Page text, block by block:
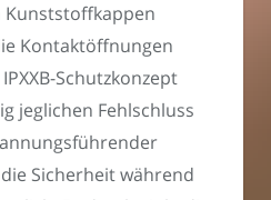
Kontaktöffnungen
Schutzkonzept
jeglichen Fehlschluss
Sicherheit während